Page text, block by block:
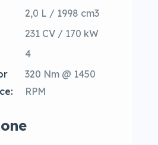
2,0 L / 1998 cm3
231 CV / 170 kW
4
320 Nm @ 1450
RPM